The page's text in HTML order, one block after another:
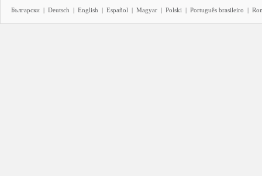
Български | Deutsch | English | Español | Magyar | Polski | Português brasileiro |